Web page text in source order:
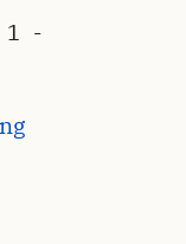
1 -